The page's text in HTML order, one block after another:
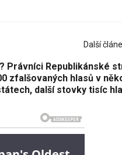
Další
Právníci Republikánské
zfalšovaných hlasů v
další stovky tisíc